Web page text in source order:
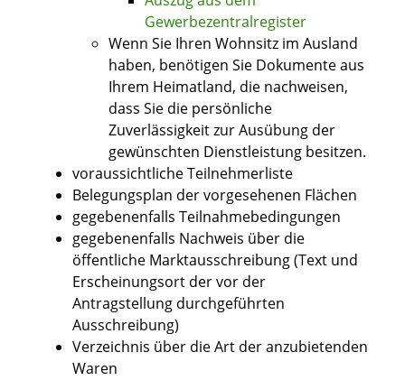
Gewerbezentralregister
Wenn Sie Ihren Wohnsitz im Ausland
haben, benötigen Sie Dokumente aus
Ihrem Heimatland, die nachweisen,
dass Sie die persönliche
Zuverlässigkeit zur Ausübung der
gewünschten Dienstleistung besitzen.
voraussichtliche Teilnehmerliste
Belegungsplan der vorgesehenen Flächen
gegebenenfalls Teilnahmebedingungen
gegebenenfalls Nachweis über die
öffentliche Marktausschreibung (Text und
Erscheinungsort der vor der
Antragstellung durchgeführten
Ausschreibung)
Verzeichnis über die Art der anzubietenden
Waren